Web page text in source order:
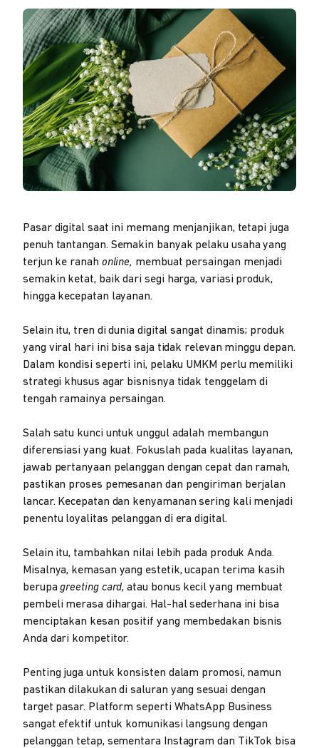
Pasar digital saat ini memang menjanjikan, tetapi juga
penuh tantangan. Semakin banyak pelaku usaha yang
terjun ke ranah online, membuat persaingan menjadi
semakin ketat, baik dari segi harga, variasi produk,
hingga kecepatan layanan.
Selain itu, tren di dunia digital sangat dinamis; produk
yang viral hari ini bisa saja tidak relevan minggu depan.
Dalam kondisi seperti ini, pelaku UMKM perlu memiliki
strategi khusus agar bisnisnya tidak tenggelam di
tengah ramainya persaingan.
Salah satu kunci untuk unggul adalah membangun
diferensiasi yang kuat. Fokuslah pada kualitas layanan,
jawab pertanyaan pelanggan dengan cepat dan ramah,
pastikan proses pemesanan dan pengiriman berjalan
lancar. Kecepatan dan kenyamanan sering kali menjadi
penentu loyalitas pelanggan di era digital.
Selain itu, tambahkan nilai lebih pada produk Anda.
Misalnya, kemasan yang estetik, ucapan terima kasih
berupagreeting card, atau bonus kecil yang membuat
pembeli merasa dihargai. Hal-hal sederhana ini bisa
menciptakan kesan positif yang membedakan bisnis
Anda dari kompetitor.
Penting juga untuk konsisten dalam promosi, namun
pastikan dilakukan di saluran yang sesuai dengan
target pasar. Platform seperti WhatsApp Business
sangat efektif untuk komunikasi langsung dengan
pelanggan tetap, sementara Instagram dan TikTok bisa